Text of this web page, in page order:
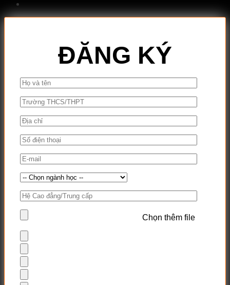
ĐĂNG KÝ
Chọn thêm file